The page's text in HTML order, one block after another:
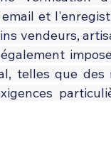
et
vendeurs,
telles que